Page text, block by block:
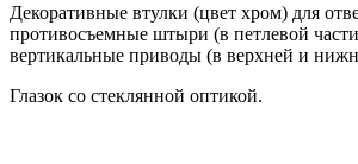
Декоративные втулки (цвет хром) для
противосъемные штыри (в петлевой
вертикальные приводы (в верхней и
Глазок со стеклянной оптикой.